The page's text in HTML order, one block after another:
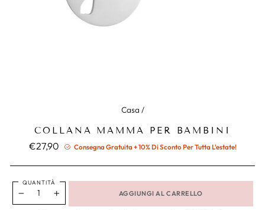
Casa /
COLLANA MAMMA PER BAMBINI
€27,90 Prezzo
Consegna Gratuita + 10% Di Sconto Per Tutta L'estate!
QUANTITÀ
+
AGGIUNGI AL CARRELLO